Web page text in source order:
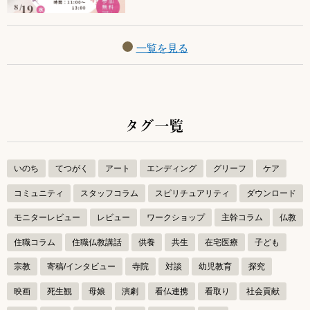
一覧を見る
タグ一覧
いのち てつがく アート エンディング グリーフ ケア
コミュニティ スタッフコラム スピリチュアリティ ダウンロード
モニターレビュー レビュー ワークショップ 主幹コラム 仏教
住職コラム 住職仏教講話 供養 共生 在宅医療 子ども
宗教 寄稿/インタビュー 寺院 対談 幼児教育 探究
映画 死生観 母娘 演劇 看仏連携 看取り 社会貢献